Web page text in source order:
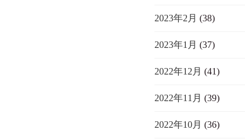
2023年2月 (38)
2023年1月 (37)
2022年12月 (41)
2022年11月 (39)
2022年10月 (36)